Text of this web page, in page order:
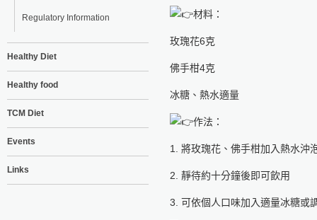
Regulatory Information
Healthy Diet
Healthy food
TCM Diet
Events
Links
材料：
玫瑰花6克
佛手柑4克
冰糖、熱水適量
作法：
1. 將玫瑰花、佛手柑加入熱水沖
2. 靜待約十分鐘後即可飲用
3. 可依個人口味加入適量冰糖或